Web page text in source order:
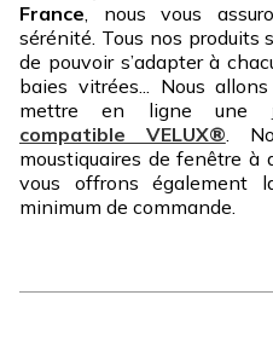
France , nous vous
sérénité. Tous nos produits
de pouvoir s’adapter à
baies vitrées... Nous
mettre en ligne une
compatible VELUX® .
moustiquaires de fenêtre à
vous offrons également
minimum de commande.